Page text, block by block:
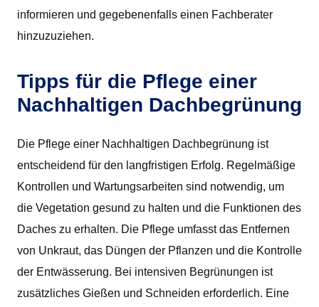
informieren und gegebenenfalls einen Fachberater
hinzuzuziehen.
Tipps für die Pflege einer
Nachhaltigen Dachbegrünung
Die Pflege einer Nachhaltigen Dachbegrünung ist
entscheidend für den langfristigen Erfolg. Regelmäßige
Kontrollen und Wartungsarbeiten sind notwendig, um
die Vegetation gesund zu halten und die Funktionen des
Daches zu erhalten. Die Pflege umfasst das Entfernen
von Unkraut, das Düngen der Pflanzen und die Kontrolle
der Entwässerung. Bei intensiven Begrünungen ist
zusätzliches Gießen und Schneiden erforderlich. Eine